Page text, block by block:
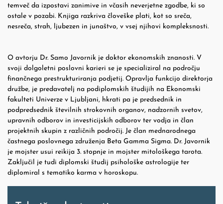
temveč da izpostavi zanimive in včasih neverjetne zgodbe, ki so
ostale v pozabi. Knjiga razkriva človeške plati, kot so sreča,
nesreča, strah, ljubezen in junaštvo, v vsej njihovi kompleksnosti.
O avtorju Dr. Samo Javornik je doktor ekonomskih znanosti. V
svoji dolgoletni poslovni karieri se je specializiral na področju
finančnega prestrukturiranja podjetij. Opravlja funkcijo direktorja
družbe, je predavatelj na podiplomskih študijih na Ekonomski
fakulteti Univerze v Ljubljani, hkrati pa je predsednik in
podpredsednik številnih strokovnih organov, nadzornih svetov,
upravnih odborov in investicijskih odborov ter vodja in član
projektnih skupin z različnih področij. Je član mednarodnega
častnega poslovnega združenja Beta Gamma Sigma. Dr. Javornik
je mojster usui reikija 3. stopnje in mojster mitološkega tarota.
Zaključil je tudi diplomski študij psihološke astrologije ter
diplomiral s tematiko karma v horoskopu.